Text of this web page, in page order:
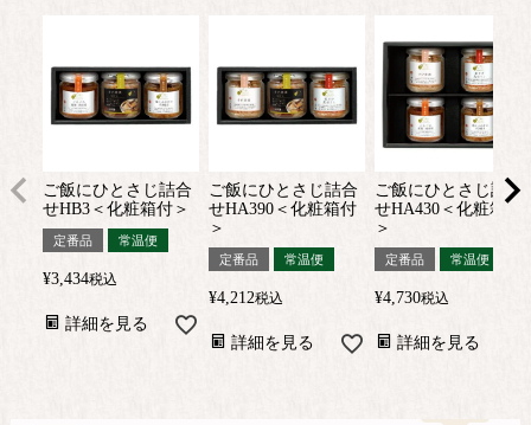
ご飯にひとさじ詰合
せHB3＜化粧箱付＞
定番品 常温便
¥3,434税込
詳細を見る
ご飯にひとさじ詰合
せHA390＜化粧箱付
＞
定番品 常温便
¥4,212税込
詳細を見る
ご飯にひとさじ詰合
せHA430＜化粧箱付
＞
定番品 常温便
¥4,730税込
詳細を見る